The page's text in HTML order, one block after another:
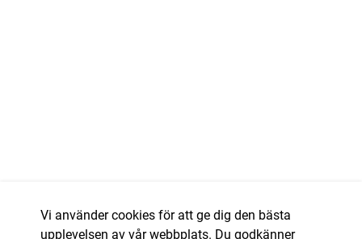
Vi använder cookies för att ge dig den bästa
upplevelsen av vår webbplats. Du godkänner